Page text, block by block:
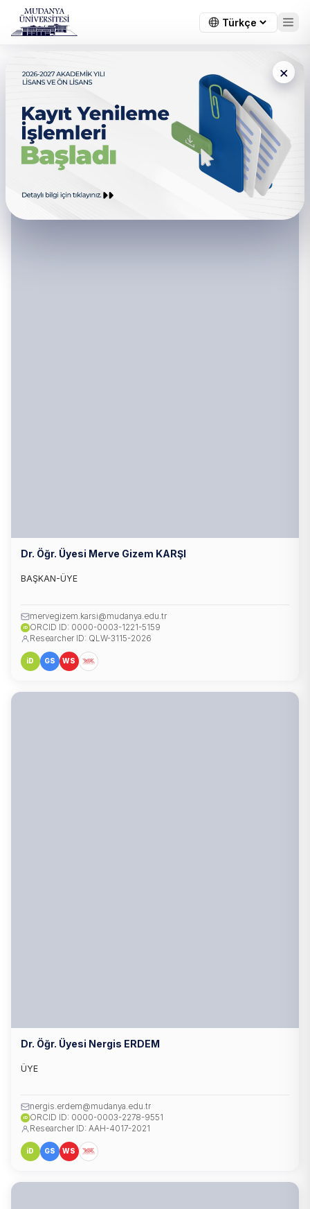
×
Mühendislik, Mimarlık ve
Tasarım Fakültesi - Uygulamalı
Eğitimler, Mezun İzleme ve
İletişim Bölüm Sorumluluları
Dr. Öğr. Üyesi Merve Gizem KARŞI
BAŞKAN-ÜYE
mervegizem.karsi@mudanya.edu.tr
iD ORCID ID: 0000-0003-1221-5159
Researcher ID: QLW-3115-2026
iD GS WS
Dr. Öğr. Üyesi Nergis ERDEM
ÜYE
nergis.erdem@mudanya.edu.tr
iD ORCID ID: 0000-0003-2278-9551
Researcher ID: AAH-4017-2021
iD GS WS